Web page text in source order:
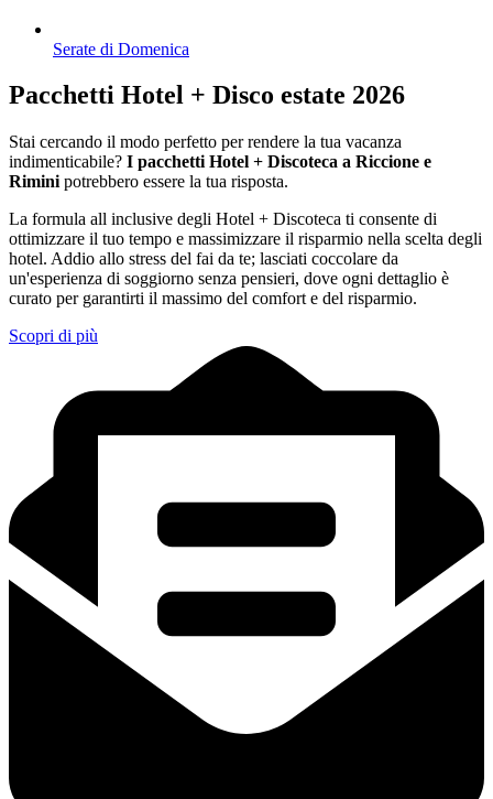
Serate di Domenica
Pacchetti Hotel + Disco estate 2026
Stai cercando il modo perfetto per rendere la tua vacanza
indimenticabile? I pacchetti Hotel + Discoteca a Riccione e
Rimini potrebbero essere la tua risposta.
La formula all inclusive degli Hotel + Discoteca ti consente di
ottimizzare il tuo tempo e massimizzare il risparmio nella scelta degli
hotel. Addio allo stress del fai da te; lasciati coccolare da
un'esperienza di soggiorno senza pensieri, dove ogni dettaglio è
curato per garantirti il massimo del comfort e del risparmio.
Scopri di più